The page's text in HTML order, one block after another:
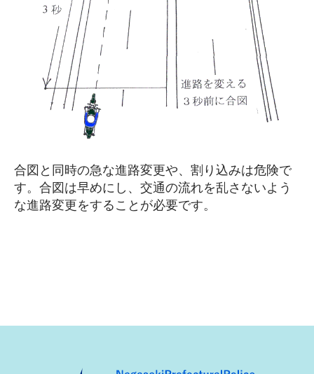
合図と同時の急な進路変更や、割り込みは危険で
す。合図は早めにし、交通の流れを乱さないよう
な進路変更をすることが必要です。